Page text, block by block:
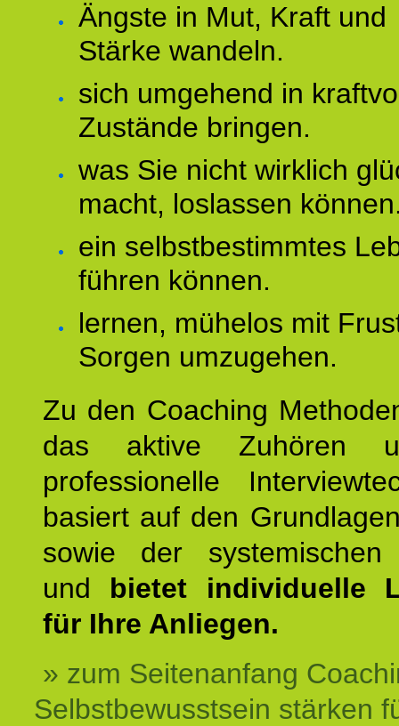
Ängste in Mut, Kraft und
Stärke wandeln.
sich umgehend in
Zustände bringen.
was Sie nicht wirklich
macht, loslassen
ein selbstbestimmtes
führen können.
lernen, mühelos mit
Sorgen umzugehen.
Zu den Coaching
das aktive Zuhören
professionelle
basiert auf den
sowie der systemischen
und bietet individuelle
für Ihre Anliegen.
» zum Seitenanfang
Selbstbewusstsein stärken